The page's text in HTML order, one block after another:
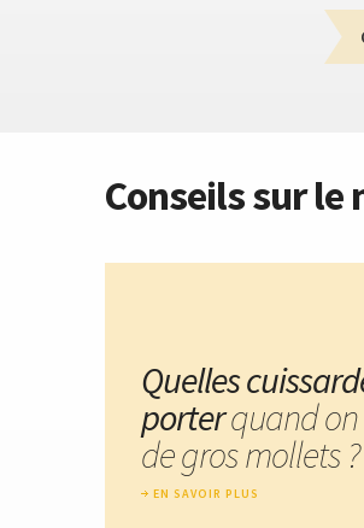
Conseils sur le
Quelles
porterquand
de gros mollets ?
EN SAVOIR PLUS